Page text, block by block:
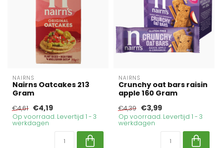
NAIRNS
Nairns Oatcakes 213
Gram
€4,61 €4,19
Op voorraad. Levertijd 1 - 3
werkdagen
NAIRNS
Crunchy oat bars raisin
apple 160 Gram
€4,39 €3,99
Op voorraad. Levertijd 1 - 3
werkdagen